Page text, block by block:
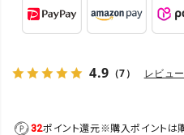
4.9 （7） レビュ
32ポイント還元※購入ポイントは